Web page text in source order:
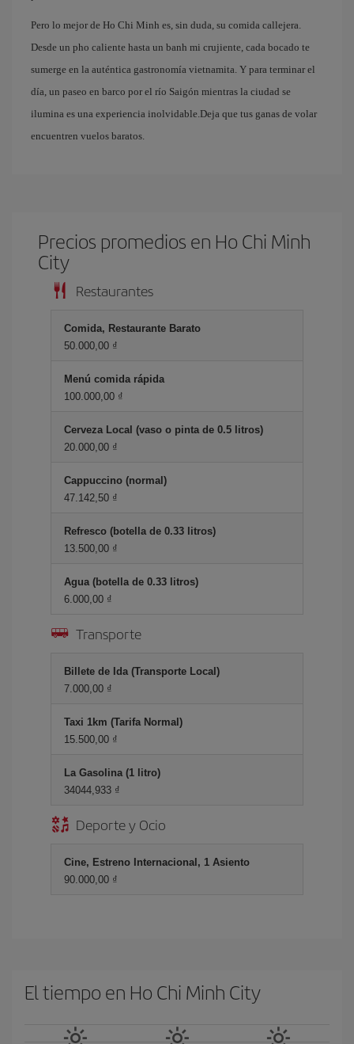
Pero lo mejor de Ho Chi Minh es, sin duda, su comida callejera.
Desde un pho caliente hasta un banh mi crujiente, cada bocado te
sumerge en la auténtica gastronomía vietnamita. Y para terminar el
día, un paseo en barco por el río Saigón mientras la ciudad se
ilumina es una experiencia inolvidable.Deja que tus ganas de volar
encuentren vuelos baratos.
Precios promedios en Ho Chi Minh
City
Restaurantes
Comida, Restaurante Barato
50.000,00 ₫
Menú comida rápida
100.000,00 ₫
Cerveza Local (vaso o pinta de 0.5 litros)
20.000,00 ₫
Cappuccino (normal)
47.142,50 ₫
Refresco (botella de 0.33 litros)
13.500,00 ₫
Agua (botella de 0.33 litros)
6.000,00 ₫
Transporte
Billete de Ida (Transporte Local)
7.000,00 ₫
Taxi 1km (Tarifa Normal)
15.500,00 ₫
La Gasolina (1 litro)
34044,933 ₫
Deporte y Ocio
Cine, Estreno Internacional, 1 Asiento
90.000,00 ₫
El tiempo en Ho Chi Minh City